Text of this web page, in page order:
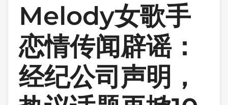
Melody女歌手
恋情传闻辟谣：
经纪公司声明，